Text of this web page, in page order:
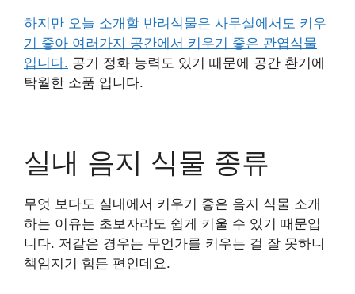
하지만 오늘 소개할 반려식물은 사무실에서도 키우
기 좋아 여러가지 공간에서 키우기 좋은 관엽식물
입니다. 공기 정화 능력도 있기 때문에 공간 환기에
탁월한 소품 입니다.
실내 음지 식물 종류
무엇 보다도 실내에서 키우기 좋은 음지 식물 소개
하는 이유는 초보자라도 쉽게 키울 수 있기 때문입
니다. 저같은 경우는 무언가를 키우는 걸 잘 못하니
책임지기 힘든 편인데요.